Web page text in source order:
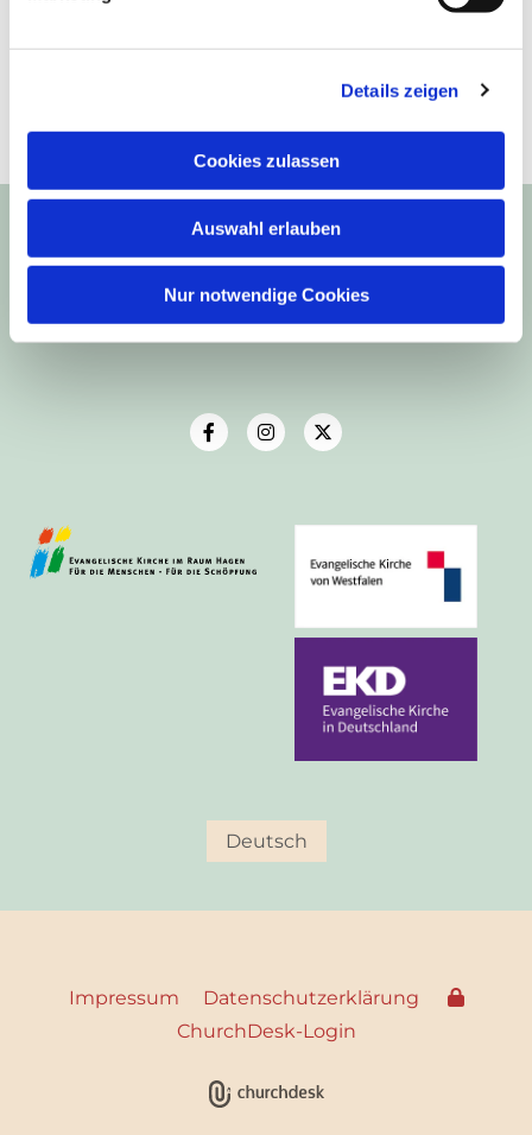
Details zeigen
Cookies zulassen
Auswahl erlauben
Nur notwendige Cookies
Ev.-Luth. Kirchengemeinde Haspe
58135 Hagen
Telefon: 02331-43438
Email: buero@kirchengemeinde-haspe.de
Deutsch
Impressum
Datenschutzerklärung
ChurchDesk-Login